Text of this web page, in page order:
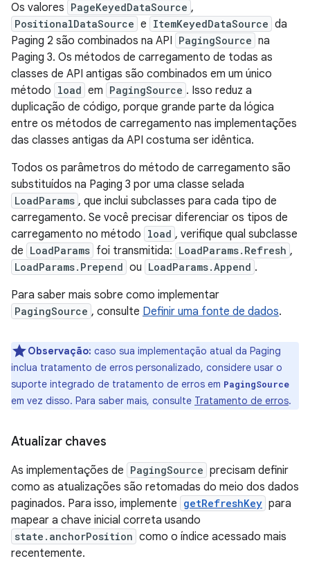
Os valores PageKeyedDataSource ,
PositionalDataSource e ItemKeyedDataSource da
Paging 2 são combinados na API PagingSource na
Paging 3. Os métodos de carregamento de todas as
classes de API antigas são combinados em um único
método load em PagingSource . Isso reduz a
duplicação de código, porque grande parte da lógica
entre os métodos de carregamento nas implementações
das classes antigas da API costuma ser idêntica.
Todos os parâmetros do método de carregamento são
substituídos na Paging 3 por uma classe selada
LoadParams , que inclui subclasses para cada tipo de
carregamento. Se você precisar diferenciar os tipos de
carregamento no método load , verifique qual subclasse
de LoadParams foi transmitida: LoadParams.Refresh ,
LoadParams.Prepend ou LoadParams.Append .
Para saber mais sobre como implementar
PagingSource , consulte Definir uma fonte de dados.
Observação: caso sua implementação atual da Paging
inclua tratamento de erros personalizado, considere usar o
suporte integrado de tratamento de erros em PagingSource
em vez disso. Para saber mais, consulte Tratamento de erros.
Atualizar chaves
As implementações de PagingSource precisam definir
como as atualizações são retomadas do meio dos dados
paginados. Para isso, implemente getRefreshKey para
mapear a chave inicial correta usando
state.anchorPosition como o índice acessado mais
recentemente.